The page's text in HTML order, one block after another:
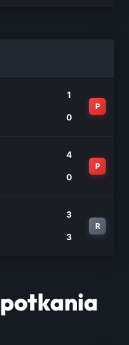
1
0
P
4
0
P
3
3
R